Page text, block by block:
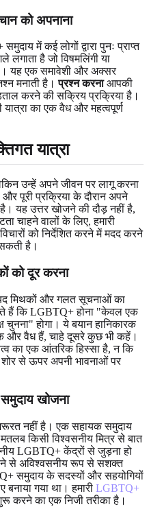
को अपनाना
में कई लोगों द्वारा पुनः प्राप्त
लगाता है जो विषमलिंगी या
यह एक समावेशी और अक्सर
मनाती है।प्रश्न करनाआपकी
करने की सक्रिय प्रक्रिया है।
का एक वैध और महत्वपूर्ण
यात्रा
उन्हें अपने जीवन पर लागू करना
और पूरी प्रक्रिया के दौरान अपने
यह उत्तर खोजने की दौड़ नहीं है,
चाहने वालों के लिए, हमारी
को निर्देशित करने में मदद करने
है।
को दूर करना
मिथकों और गलत सूचनाओं का
हैं कि LGBTQ+ होना "केवल एक
चुनना" होगा। ये बयान हानिकारक
और वैध हैं, चाहे दूसरे कुछ भी कहें।
का एक आंतरिक हिस्सा है, न कि
शोर से ऊपर अपनी भावनाओं पर
खोजना
नहीं है। एक सहायक समुदाय
किसी विश्वसनीय मित्र से बात
LGBTQ+ केंद्रों से जुड़ना हो
से अविश्वसनीय रूप से सशक्त
समुदाय के सदस्यों और सहयोगियों
बनाया गया था। हमारी LGBTQ+
करने का एक निजी तरीका है।